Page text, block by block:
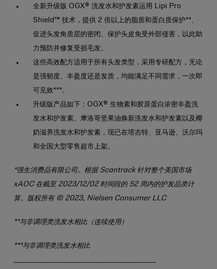
全新升级版 OGX® 洗发水和护发素运用 Lipi Pro
Shield™ 技术，提供 2 倍以上的脂质和蛋白质保护**、
促进头发角质层的密闭、保护头皮免受外部侵害，以此助
力预防并修复受损毛发。
这些高效配方适用于所有头发类型，采用专研配方，无论
是强韧度、丰盈度还是发质，均能满足不同需求，一次即
可见效***。
升级版产品如下：OGX® 生物素和胶原蛋白浓密丰盈洗
发水和护发素、摩洛哥坚果油焕新洗发水和护发素以及椰
奶滋养洗发水和护发素，现已在塔吉特、亚马逊、沃尔玛
和全国大型零售超市上架。
*强生消费品有限公司。根据 Scantrack 针对整个美国市场
xAOC 在截至 2023/12/02 时间段的 52 周内的护发品类计
算。版权所有 © 2023, Nielsen Consumer LLC
**与非调理类洗发水相比（连续使用）
***与非调理类洗发水相比